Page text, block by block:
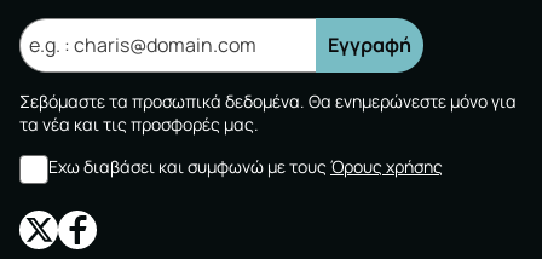
Εγγραφή
Σεβόμαστε τα προσωπικά δεδομένα. Θα ενημερώνεστε μόνο για
τα νέα και τις προσφορές μας.
Εχω διαβάσει και συμφωνώ με τους Όρους χρήσης